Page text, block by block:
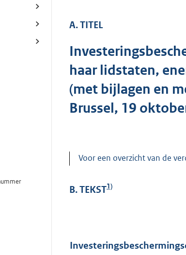
A. TITEL
haar lidstaten,
(met bijlagen en
Brussel, 19
Voor een overzicht van de
B. TEKST1)